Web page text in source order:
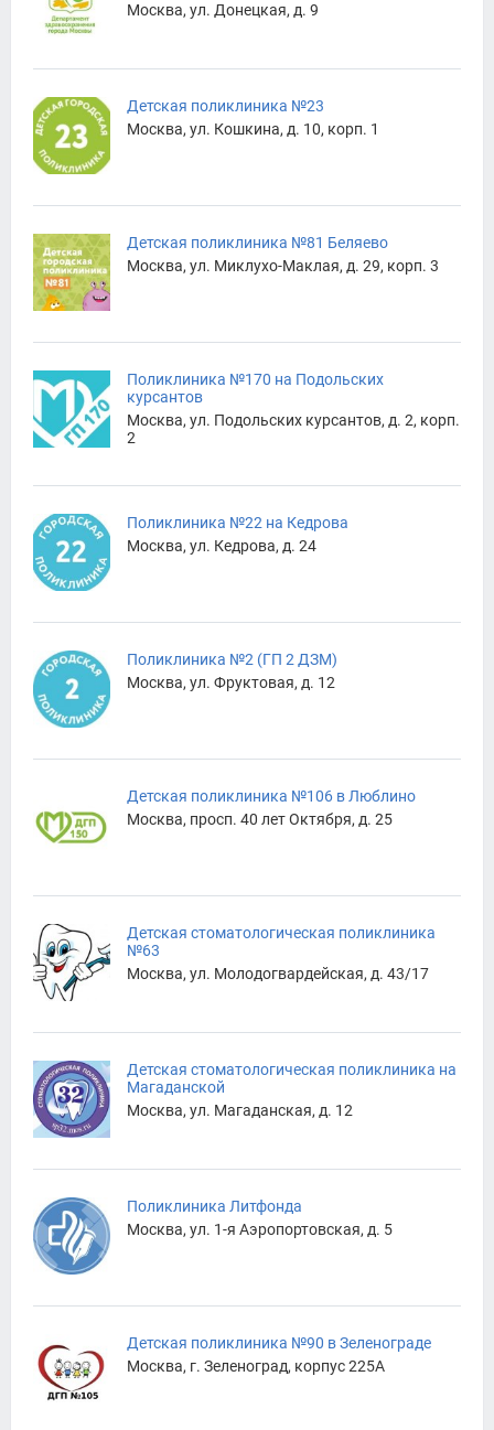
Москва, ул. Донецкая, д. 9
Детская поликлиника №23
Москва, ул. Кошкина, д. 10, корп. 1
Детская поликлиника №81 Беляево
Москва, ул. Миклухо-Маклая, д. 29, корп. 3
Поликлиника №170 на Подольских
курсантов
Москва, ул. Подольских курсантов, д. 2, корп.
2
Поликлиника №22 на Кедрова
Москва, ул. Кедрова, д. 24
Поликлиника №2 (ГП 2 ДЗМ)
Москва, ул. Фруктовая, д. 12
Детская поликлиника №106 в Люблино
Москва, просп. 40 лет Октября, д. 25
Детская стоматологическая поликлиника
№63
Москва, ул. Молодогвардейская, д. 43/17
Детская стоматологическая поликлиника на
Магаданской
Москва, ул. Магаданская, д. 12
Поликлиника Литфонда
Москва, ул. 1-я Аэропортовская, д. 5
Детская поликлиника №90 в Зеленограде
Москва, г. Зеленоград, корпус 225А